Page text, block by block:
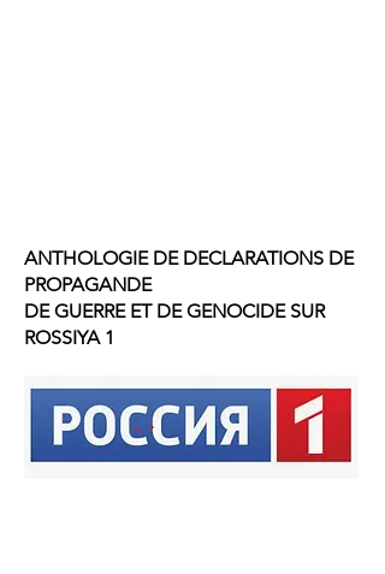
ANTHOLOGIE DE DECLARATIONS DE
PROPAGANDE
DE GUERRE ET DE GENOCIDE SUR
ROSSIYA 1